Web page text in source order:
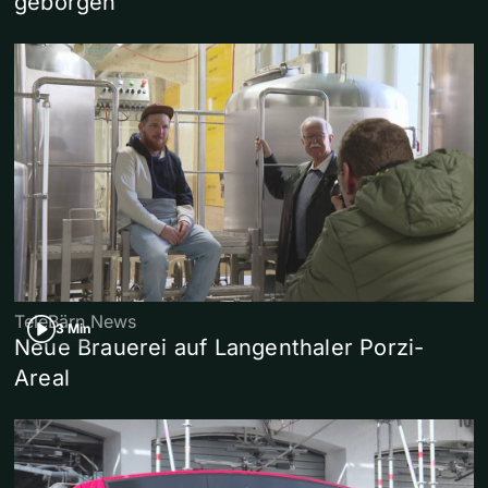
3 Min
TeleBärn News
Neue Brauerei auf Langenthaler Porzi-
Areal